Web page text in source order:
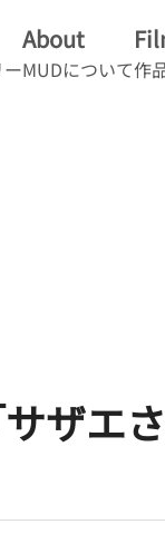
About
MUDについて作
ザエさ